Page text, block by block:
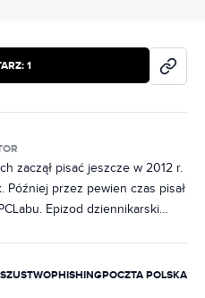
1
zaczął pisać jeszcze w 2012 r.
Później przez pewien czas pisał
Epizod dziennikarski
i poligrafią. Przez pewien
PHISHINGPOCZTA POLSKA